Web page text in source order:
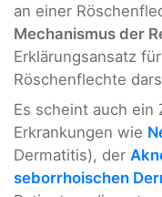
an einer
Mechanismus der
Erklärungsansatz
Röschenflechte
Es scheint auch ein
Erkrankungen wie
Dermatitis), der
seborrhoischen